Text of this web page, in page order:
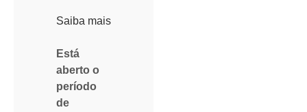
Saiba mais
Está
aberto o
período
de